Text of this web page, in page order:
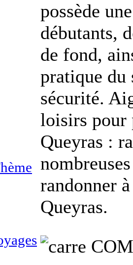
possède
débutants,
de fond,
pratique du
sécurité.
loisirs pour
Queyras :
randonner
Queyras.